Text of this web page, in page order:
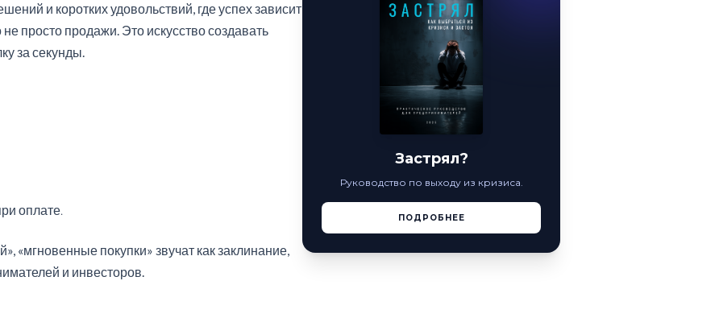
и коротких удовольствий, где успех зависит
просто продажи. Это искусство создавать
за секунды.
оплате.
«мгновенные покупки» звучат как заклинание,
и инвесторов.
Застрял?
Руководство по выходу из кризиса.
ПОДРОБНЕЕ